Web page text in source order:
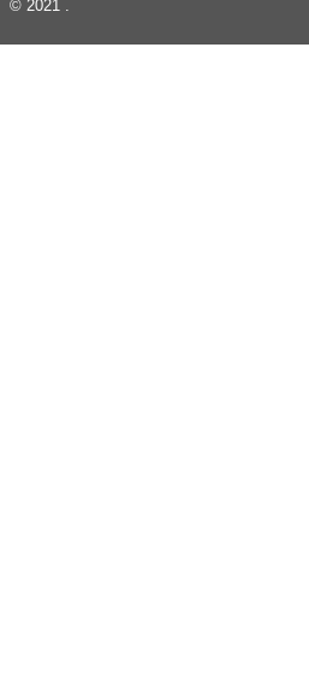
© 2021